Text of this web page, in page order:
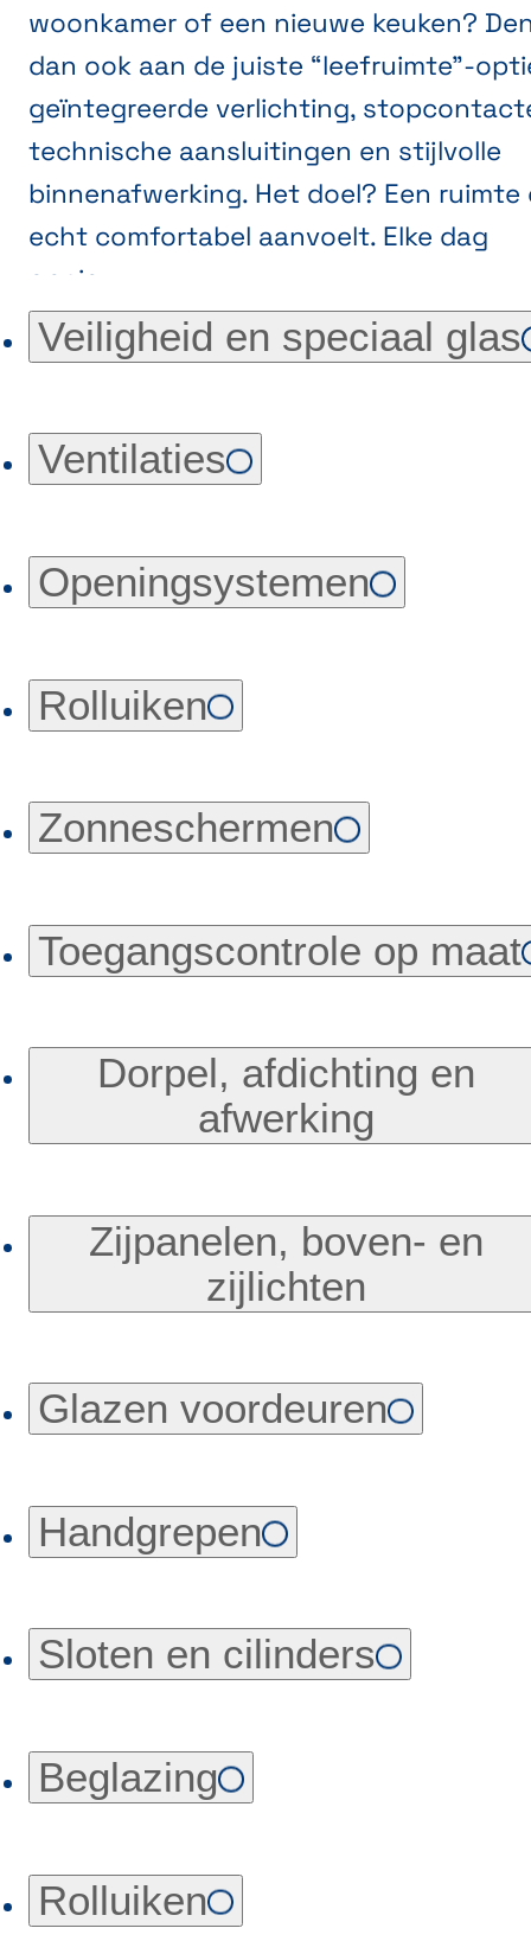
woonkamer of een nieuwe keuken?
dan ook aan de juiste “leefruimte”-
geïntegreerde verlichting,
technische aansluitingen en stijlvolle
binnenafwerking. Het doel? Een ruimte
echt comfortabel aanvoelt. Elke dag
opnieuw.
Veiligheid en speciaal glas
Ventilaties
Openingsystemen
Rolluiken
Zonneschermen
Toegangscontrole op maat
Dorpel, afdichting en
afwerking
Zijpanelen, boven- en
zijlichten
Glazen voordeuren
Handgrepen
Sloten en cilinders
Beglazing
Rolluiken